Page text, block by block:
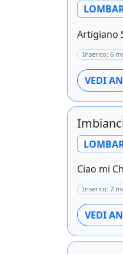
Artigiano
Inserito: 6
VEDI
Ciao mi
Inserito: 7
VEDI